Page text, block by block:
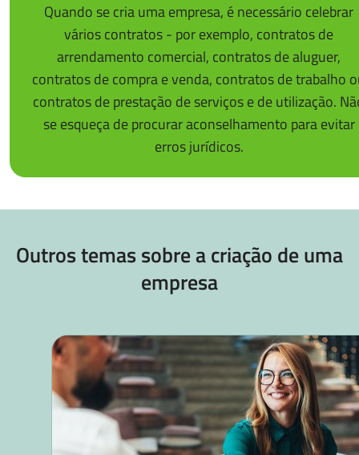
Quando se cria uma empresa, é necessário celebrar
vários contratos - por exemplo, contratos de
arrendamento comercial, contratos de aluguer,
contratos de compra e venda, contratos de trabalho
contratos de prestação de serviços e de utilização.
se esqueça de procurar aconselhamento para evitar
erros jurídicos.
Outros temas sobre a criação de uma
empresa